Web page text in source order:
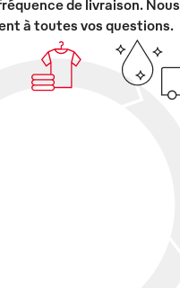
de livraison. Nous
à toutes vos questions.